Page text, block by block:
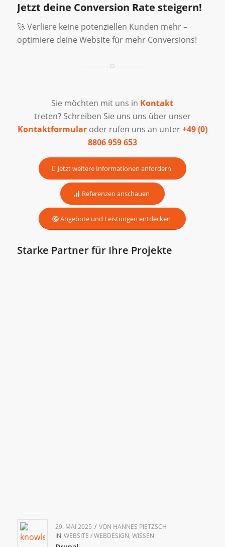
Jetzt deine Conversion Rate steigern!
🚀 Verliere keine potenziellen Kunden mehr –
optimiere deine Website für mehr Conversions!
Sie möchten mit uns in Kontakt
treten? Schreiben Sie uns uns über unser
Kontaktformular oder rufen uns an unter+49 (0)
8806 959 653
Jetzt weitere Informationen anfordern
Referenzen anschauen
Angebote und Leistungen entdecken
Starke Partner für Ihre Projekte
29. MAI 2025 / VON HANNES PIETZSCH
IN WEBSITE / WEBDESIGN, WISSEN